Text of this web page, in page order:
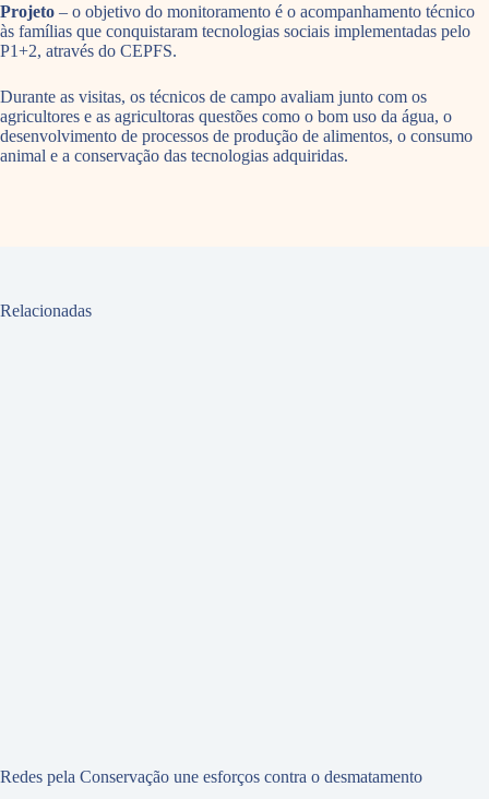
Projeto – o objetivo do monitoramento é o acompanhamento técnico
às famílias que conquistaram tecnologias sociais implementadas pelo
P1+2, através do CEPFS.
Durante as visitas, os técnicos de campo avaliam junto com os
agricultores e as agricultoras questões como o bom uso da água, o
desenvolvimento de processos de produção de alimentos, o consumo
animal e a conservação das tecnologias adquiridas.
Relacionadas
Redes pela Conservação une esforços contra o desmatamento